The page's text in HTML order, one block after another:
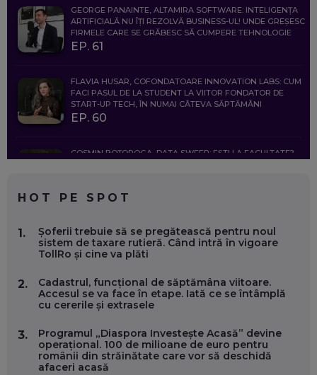
GEORGE PANAINTE, ALTAMIRA SOFTWARE: INTELIGENȚA
ARTIFICIALĂ NU ÎȚI REZOLVĂ BUSINESS-UL! UNDE GREȘESC
FIRMELE CARE SE GRĂBESC SĂ CUMPERE TEHNOLOGIE
EP. 61
FLAVIA HUSAR, COFONDATOARE INNOVATION LABS: CUM
FACI PASUL DE LA STUDENT LA VIITOR FONDATOR DE
START-UP TECH, ÎN NUMAI CÂTEVA SĂPTĂMÂNI
EP. 60
COSMIN BOȚOROGA, DATA SWEEP: EȘTI LA FACULTATE?
FOLOSEȘTI TEHNOLOGIA CA SĂ FII MAI BUN LA JOB. ȘI CUM
SE VA SCHIMBA MUNCA, ÎN URMĂTORII ANI
EP. 58
MARIUS PAȘCULEA, COFONDATOR AL KULTH: CUM
FOLOSEȘTI TEHNOLOGIA CA SĂ ÎȚI DESCHIZI DRUMUL
EP. 57
ANDREI AVĂDANEI, BIT SENTINEL: CUM ÎȚI PROTEJEZI
HOT PE SPOT
1.
Șoferii trebuie să se pregătească pentru noul
sistem de taxare rutieră. Când intră în vigoare
TollRo și cine va plăti
2.
Cadastrul, funcțional de săptămâna viitoare.
Accesul se va face în etape. Iată ce se întâmplă
cu cererile și extrasele
3.
Programul „Diaspora Investește Acasă” devine
operațional. 100 de milioane de euro pentru
românii din străinătate care vor să deschidă
afaceri acasă